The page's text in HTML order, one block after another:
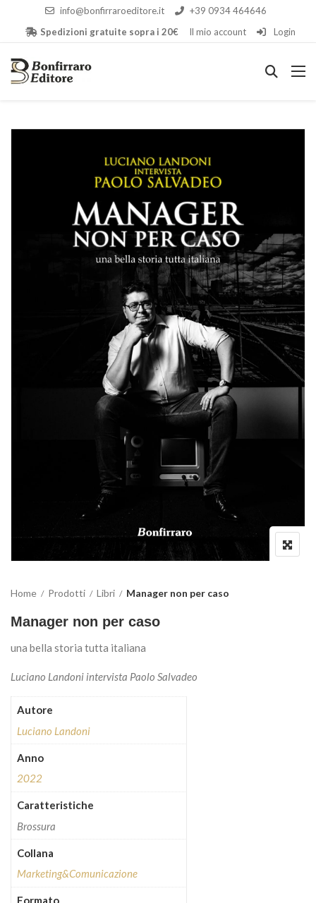
info@bonfirraroeditore.it
+39 0934 464646
Spedizioni gratuite sopra i 20€
Il mio account Login
Home Prodotti Libri Manager non per caso
Manager non per caso
una bella storia tutta italiana
Luciano Landoni intervista Paolo Salvadeo
Autore
Luciano Landoni
Anno
2022
Caratteristiche
Brossura
Collana
Marketing&Comunicazione
Formato